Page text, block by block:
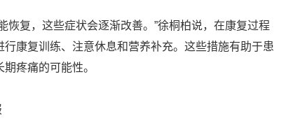
恢复，这些症状会逐渐改善。”徐桐柏说，在康复过程
康复训练、注意休息和营养补充。这些措施有助于患
疼痛的可能性。